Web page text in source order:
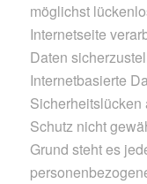
möglichst
Internetseite
Daten
Internetbasierte
Schutz nicht
Grund steht es